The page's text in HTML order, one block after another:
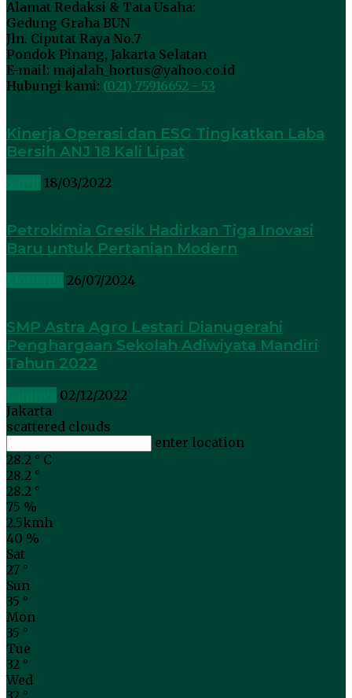
Alamat Redaksi & Tata Usaha:
Gedung Graha BUN
Jln. Ciputat Raya No.7
Pondok Pinang, Jakarta Selatan
E-mail: majalah_hortus@yahoo.co.id
Hubungi kami: (021) 75916652 - 53
Kinerja Operasi dan ESG Tingkatkan Laba
Bersih ANJ 18 Kali Lipat
18/03/2022
Petrokimia Gresik Hadirkan Tiga Inovasi
Baru untuk Pertanian Modern
26/07/2024
SMP Astra Agro Lestari Dianugerahi
Penghargaan Sekolah Adiwiyata Mandiri
Tahun 2022
02/12/2022
Jakarta
scattered clouds
enter location
28.2 ° C
28.2 °
28.2 °
75 %
2.5kmh
40 %
Sat
27 °
Sun
35 °
Mon
35 °
Tue
32 °
Wed